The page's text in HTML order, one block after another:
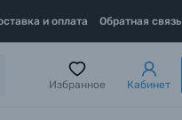
и оплата Обратная связь
Избранное Кабинет